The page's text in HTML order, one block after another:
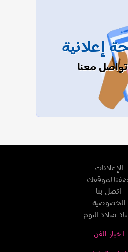
إعلانية
معنا
الإعلانات
لموقعك
اتصل بنا
الخصوصية
ميلاد اليوم
اخبار الفن